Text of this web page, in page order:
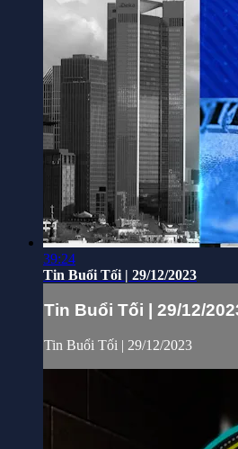
39:24
Tin Buổi Tối | 29/12/2023
Tin Buổi Tối | 29/12/
Tin Buổi Tối | 29/12/2023